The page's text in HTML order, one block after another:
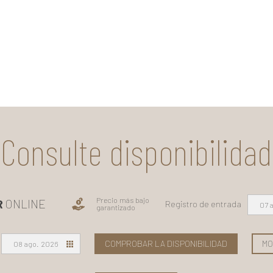
Consulte disponibilidad
ONLINE Precio más bajo
garantizado Registro de entrada 07
08 ago. 2026 COMPROBAR LA DISPONIBILIDAD